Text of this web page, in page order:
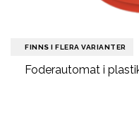
FINNS I FLERA VARIANTER
Foderautomat i